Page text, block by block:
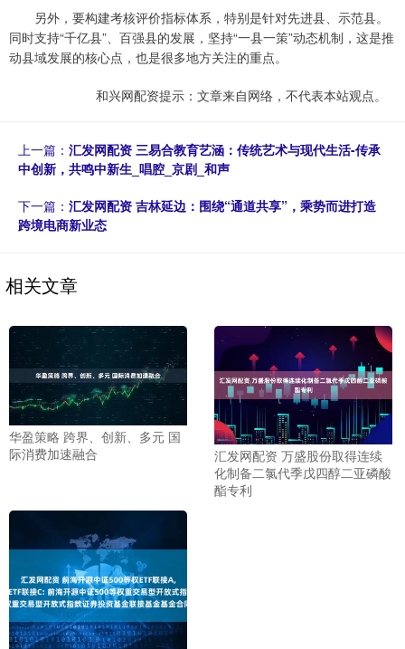
另外，要构建考核评价指标体系，特别是针对先进县、示范县。
同时支持“千亿县”、百强县的发展，坚持“一县一策”动态机制，这是推
动县域发展的核心点，也是很多地方关注的重点。
和兴网配资提示：文章来自网络，不代表本站观点。
上一篇： 汇发网配资 三易合教育艺涵：传统艺术与现代生活-传承
中创新，共鸣中新生_唱腔_京剧_和声
下一篇： 汇发网配资 吉林延边：围绕“通道共享”，乘势而进打造
跨境电商新业态
相关文章
华盈策略 跨界、创新、多元 国
际消费加速融合
汇发网配资 万盛股份取得连续
化制备二氯代季戊四醇二亚磷酸
酯专利